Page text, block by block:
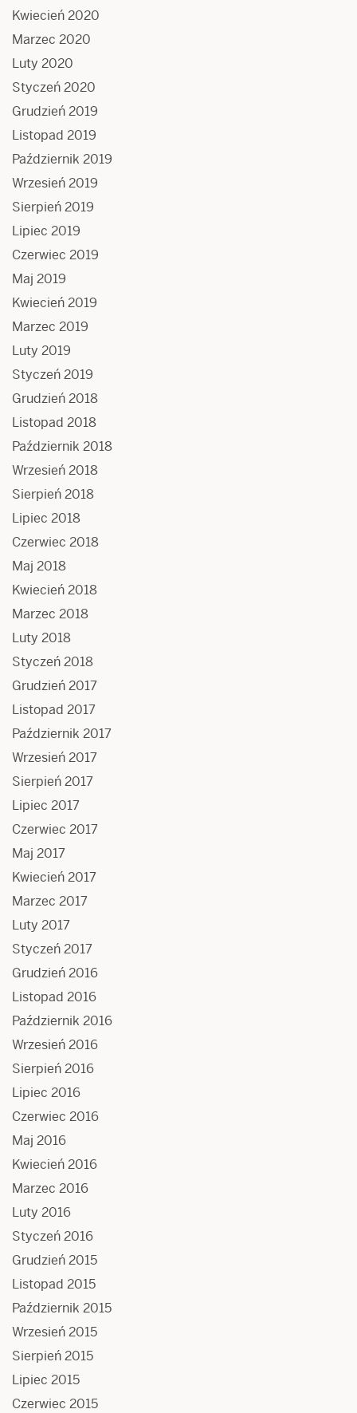
Kwiecień 2020
Marzec 2020
Luty 2020
Styczeń 2020
Grudzień 2019
Listopad 2019
Październik 2019
Wrzesień 2019
Sierpień 2019
Lipiec 2019
Czerwiec 2019
Maj 2019
Kwiecień 2019
Marzec 2019
Luty 2019
Styczeń 2019
Grudzień 2018
Listopad 2018
Październik 2018
Wrzesień 2018
Sierpień 2018
Lipiec 2018
Czerwiec 2018
Maj 2018
Kwiecień 2018
Marzec 2018
Luty 2018
Styczeń 2018
Grudzień 2017
Listopad 2017
Październik 2017
Wrzesień 2017
Sierpień 2017
Lipiec 2017
Czerwiec 2017
Maj 2017
Kwiecień 2017
Marzec 2017
Luty 2017
Styczeń 2017
Grudzień 2016
Listopad 2016
Październik 2016
Wrzesień 2016
Sierpień 2016
Lipiec 2016
Czerwiec 2016
Maj 2016
Kwiecień 2016
Marzec 2016
Luty 2016
Styczeń 2016
Grudzień 2015
Listopad 2015
Październik 2015
Wrzesień 2015
Sierpień 2015
Lipiec 2015
Czerwiec 2015